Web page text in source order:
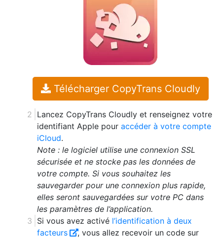
Télécharger CopyTrans Cloudly
Lancez CopyTrans Cloudly et renseignez votre
identifiant Apple pour accéder à votre compte
iCloud.
Note : le logiciel utilise une connexion SSL
sécurisée et ne stocke pas les données de
votre compte. Si vous souhaitez les
sauvegarder pour une connexion plus rapide,
elles seront sauvegardées sur votre PC dans
les paramètres de l’application.
Si vous avez activé l’identification à deux
facteurs
, vous allez recevoir un code sur